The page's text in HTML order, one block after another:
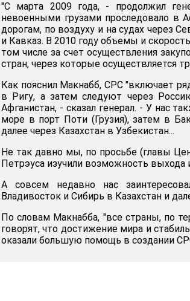
"С марта 2009 года, - продолжил
невоенными грузами проследовало в
дорогам, по воздуху и на судах через
и Кавказ. В 2010 году объемы и
том числе за счет осуществления
стран, через которые осуществляется
Как пояснил Макнабб, СРС "включает
в Ригу, а затем следуют через
Афганистан, - сказал генерал. - У нас
море в порт Поти (Грузия), затем в
далее через Казахстан в Узбекистан...
Не так давно мы, по просьбе (главы
Петрэуса изучили возможность
А совсем недавно нас
Владивосток и Сибирь в Казахстан и
По словам Макнабба, "все страны, по
говорят, что достижение мира и
оказали большую помощь в создании